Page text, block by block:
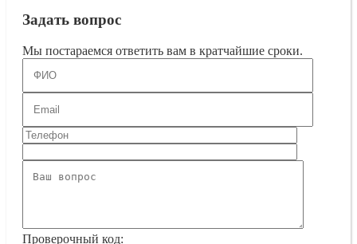
Задать вопрос
Мы постараемся ответить вам в кратчайшие сроки.
Проверочный код: